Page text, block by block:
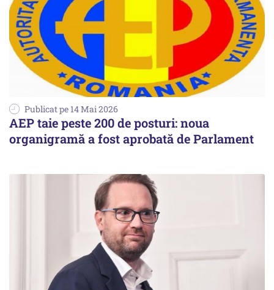
Publicat pe 14 Mai 2026
AEP taie peste 200 de posturi: noua
organigramă a fost aprobată de Parlament